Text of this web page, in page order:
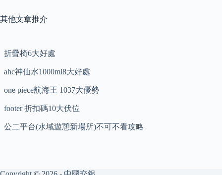
其他文章推介
折疊椅6大好處
ahc神仙水1000ml8大好處
one piece航海王 1037大優勢
footer 折扣碼10大伏位
公二平台(水域遊憩新場所)不可不看攻略